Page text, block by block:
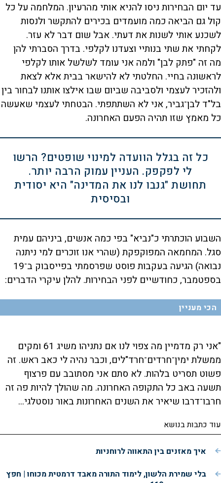
עד יום הבחירות ניסו להניא אותי מהרעיון. המלחמה על כל
קול גם הביאה כמה מועמדים בכירים להתקשר ולנסות
לשכנע אותי לשנות את דעתי. אבל שום דבר לא עזר.
לקחתי את שתי בנותיי וצעדנו לקלפי. בדרך הסברתי להן
מה זה "פתק לבן" ולמה אני עומד לשלשל אותו לקלפי
לראשונה בחיי. החלטתי לא להישאר בבית אלא לצאת
ולהזכיר לעצמי ולסביבה שביום שבו אילצו אותנו לבחור בין
בל"ד לבן־גביר, אני לא השתתפתי. הבטחתי לעצמי שאעשה
כל מאמץ שזו תהיה הפעם האחרונה.
כל זה בגלל הוועדה למינוי שופטים? הרשו
לי לפקפק. העניין עמוק הרבה יותר.
תחושת "גנבו לנו את המדינה" היא יסודית
ובסיסית
השבוע הוכתרתי כ"נביא" בפי כמה אנשים, ביניהם עמית
סגל. המחמאה המפוקפקת (שהרי אנו זוכרים למי ניתנה
נבואה) הגיעה בעקבות פוסט שפרסמתי בפייסבוק ב־19
בספטמבר, כחודשיים לפני הבחירות. להלן עיקרי הדברים:
הכי מעניין
"אני רק מדמיין מה צפוי לנו אם נתניהו משיג 61 ומקים
ממשלת ימין־חרדים־חרד"לים, וכבר נהיה לי כאב ראש. זה
פשוט תסריט בלהות. לא סתם אני מסתובב עם פרצוף
תשעה באב כל התקופה האחרונה. מה שהולך להיות פה זה
חרבו־דרבו שיאיר את השנים האחרונות באור נוסטלגי...
עוד כתבות בנושא
איך מאזנים בין התאווה לרוחניות
בלי שמירת הלשון, לימוד התורה מאבד דרמטית מכוחו | חפץ